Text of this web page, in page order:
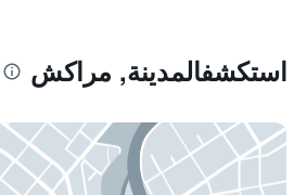
استكشفالمدينة, مراكش